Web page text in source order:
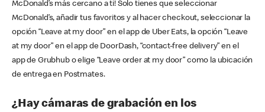
McDonald’s más cercano a ti! Solo tienes que seleccionar
McDonald’s, añadir tus favoritos y al hacer checkout, seleccionar la
opción “Leave at my door” en el app de Uber Eats, la opción “Leave
at my door” en el app de DoorDash, “contact-free delivery” en el
app de Grubhub o elige “Leave order at my door” como la ubicación
de entrega en Postmates.
¿Hay cámaras de grabación en los